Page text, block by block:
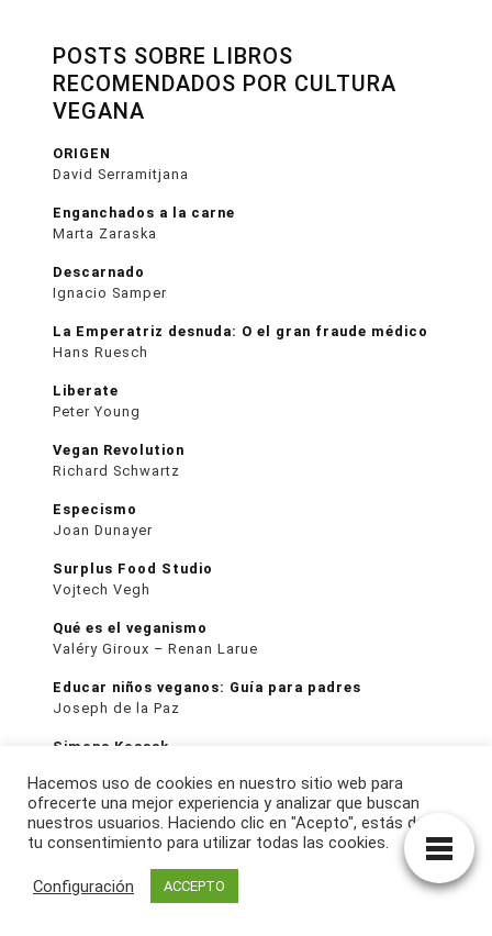
POSTS SOBRE LIBROS
RECOMENDADOS POR CULTURA
VEGANA
ORIGEN
David Serramitjana
Enganchados a la carne
Marta Zaraska
Descarnado
Ignacio Samper
La Emperatriz desnuda: O el gran fraude médico
Hans Ruesch
Liberate
Peter Young
Vegan Revolution
Richard Schwartz
Especismo
Joan Dunayer
Surplus Food Studio
Vojtech Vegh
Qué es el veganismo
Valéry Giroux – Renan Larue
Educar niños veganos: Guía para padres
Joseph de la Paz
Simona Kossak
La voz de los animales
Pilar Badía
¿Por qué maltratamos tanto a los animales?
Charles Patterson
Hacemos uso de cookies en nuestro sitio web para
ofrecerte una mejor experiencia y analizar que buscan
nuestros usuarios. Haciendo clic en "Acepto", estás dando
tu consentimiento para utilizar todas las cookies.
Configuración ACCEPTO